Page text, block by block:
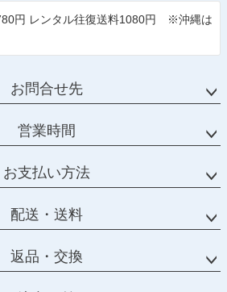
円 レンタル往復送料1080円 ※沖縄は
お問合せ先
営業時間
お支払い方法
配送・送料
返品・交換